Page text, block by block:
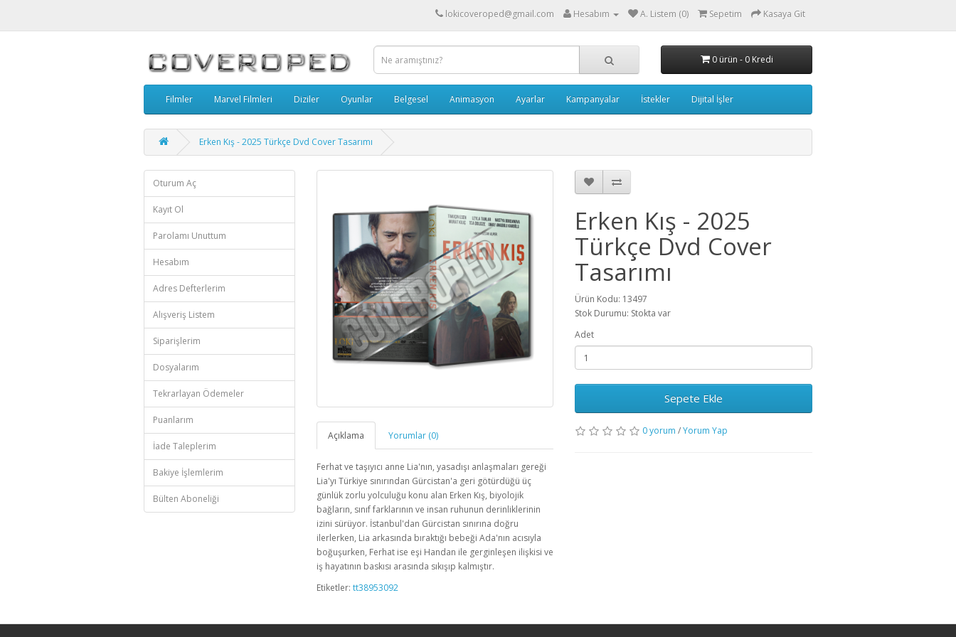
lokicoveroped@gmail.com Hesabım A. Listem (0) Sepetim Kasaya Git
0 ürün - 0 Kredi
Filmler Marvel Filmleri Diziler Oyunlar Belgesel Animasyon Ayarlar Kampanyalar İstekler Dijital İşler
Erken Kış - 2025 Türkçe Dvd Cover Tasarımı
Oturum Aç
Kayıt Ol
Parolamı Unuttum
Hesabım
Adres Defterlerim
Alışveriş Listem
Siparişlerim
Dosyalarım
Tekrarlayan Ödemeler
Puanlarım
İade Taleplerim
Bakiye İşlemlerim
Bülten Aboneliği
Açıklama Yorumlar (0)
Ferhat ve taşıyıcı anne Lia'nın, yasadışı anlaşmaları gereği
Lia'yı Türkiye sınırından Gürcistan'a geri götürdüğü üç
günlük zorlu yolculuğu konu alan Erken Kış, biyolojik
bağların, sınıf farklarının ve insan ruhunun derinliklerinin
izini sürüyor. İstanbul'dan Gürcistan sınırına doğru
ilerlerken, Lia arkasında bıraktığı bebeği Ada'nın acısıyla
boğuşurken, Ferhat ise eşi Handan ile gerginleşen ilişkisi ve
iş hayatının baskısı arasında sıkışıp kalmıştır.
Erken Kış - 2025
Türkçe Dvd Cover
Tasarımı
Ürün Kodu: 13497
Stok Durumu: Stokta var
Adet
Sepete Ekle
0 yorum /Yorum Yap
Etiketler: tt38953092